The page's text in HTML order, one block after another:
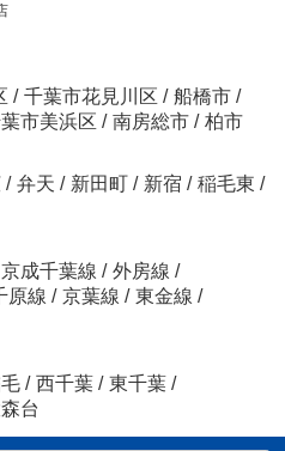
/ 千葉市花見川区 / 船橋市 /
市美浜区 / 南房総市 / 柏市
/ 弁天 / 新田町 / 新宿 / 稲毛東 /
京成千葉線 / 外房線 /
原線 / 京葉線 / 東金線 /
/ 西千葉 / 東千葉 /
台